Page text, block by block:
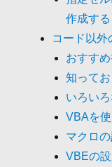
作成する
コード以外
おすす
知って
いろい
VBAを
マクロ
VBEの